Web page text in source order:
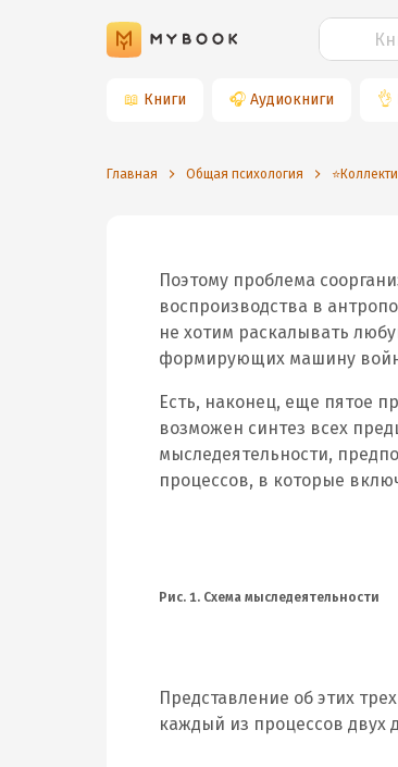
📖 Книги 🎧 Аудиокниги 👌
Главная Общая психология
Поэтому проблема
воспроизводства в
не хотим раскалывать
формирующих машину
Есть, наконец, еще пятое
возможен синтез всех
мыследеятельности,
процессов, в которые
Рис. 1. Схема мыследеятельности
Представление об этих
каждый из процессов двух